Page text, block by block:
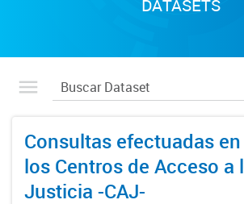
DATASETS
Consultas efectuadas en
los Centros de Acceso a
Justicia -CAJ-